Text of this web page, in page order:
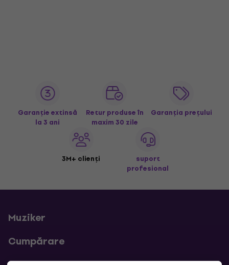
Garanție extinsă
la 3 ani
Retur produse în
maxim 30 zile
Garanția prețului
3M+ clienți
suport
profesional
Muziker
Cumpărare